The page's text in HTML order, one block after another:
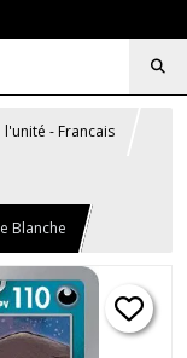
- Francais
Blanche